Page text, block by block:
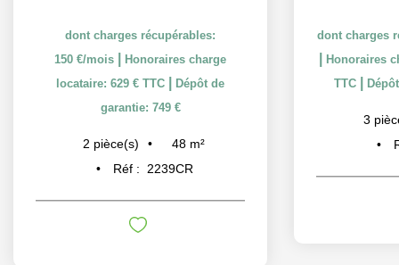
dont charges récupérables:
150 €/mois
Honoraires charge
locataire: 629 € TTC
Dépôt de
garantie: 749 €
2 pièce(s) 48 m²
Réf :
2239CR
dont charges
Honoraires
TTC
3